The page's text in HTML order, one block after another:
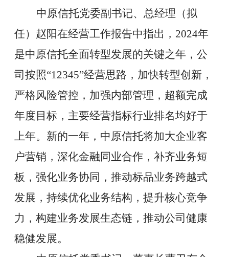
中原信托党委副书记、总经理（拟
任）赵阳在经营工作报告中指出， 2024年
是中原信托全面转型发展的关键之年，公
司按照“12345”经营思路，加快转型创新，
严格风险管控，加强内部管理，超额完成
年度目标，主要经营指标行业排名均好于
上年。新的一年，中原信托将加大企业客
户营销，深化金融同业合作，补齐业务短
板，强化业务协同，推动标品业务跨越式
发展，持续优化业务结构，提升核心竞争
力，构建业务发展生态链，推动公司健康
稳健发展。